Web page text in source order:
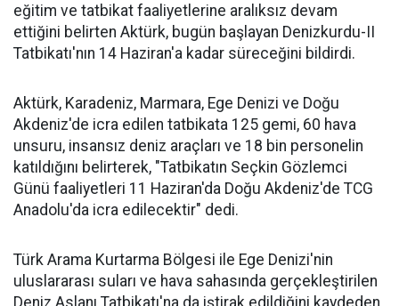
eğitim ve tatbikat faaliyetlerine aralıksız devam
ettiğini belirten Aktürk, bugün başlayan Denizkurdu-II
Tatbikatı'nın 14 Haziran'a kadar süreceğini bildirdi.
Aktürk, Karadeniz, Marmara, Ege Denizi ve Doğu
Akdeniz'de icra edilen tatbikata 125 gemi, 60 hava
unsuru, insansız deniz araçları ve 18 bin personelin
katıldığını belirterek, "Tatbikatın Seçkin Gözlemci
Günü faaliyetleri 11 Haziran'da Doğu Akdeniz'de TCG
Anadolu'da icra edilecektir" dedi.
Türk Arama Kurtarma Bölgesi ile Ege Denizi'nin
uluslararası suları ve hava sahasında gerçekleştirilen